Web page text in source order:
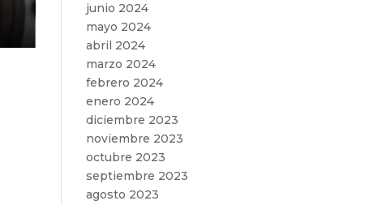
junio 2024
mayo 2024
abril 2024
marzo 2024
febrero 2024
enero 2024
diciembre 2023
noviembre 2023
octubre 2023
septiembre 2023
agosto 2023